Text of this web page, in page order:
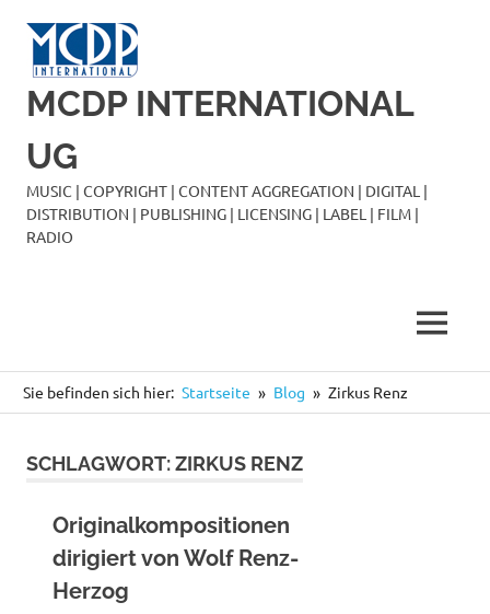
Inhalt
springen
MCDP INTERNATIONAL
UG
MUSIC | COPYRIGHT | CONTENT AGGREGATION | DIGITAL |
DISTRIBUTION | PUBLISHING | LICENSING | LABEL | FILM |
RADIO
MENÜ
Sie befinden sich hier: Startseite Blog Zirkus Renz
SCHLAGWORT:ZIRKUS RENZ
Originalkompositionen
dirigiert von Wolf Renz-
Herzog